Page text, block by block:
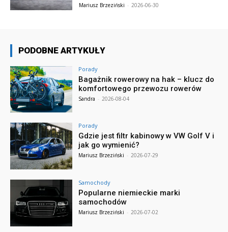
Mariusz Brzeziński - 2026-06-30
PODOBNE ARTYKUŁY
Porady
Bagażnik rowerowy na hak – klucz do
komfortowego przewozu rowerów
Sandra - 2026-08-04
Porady
Gdzie jest filtr kabinowy w VW Golf V i
jak go wymienić?
Mariusz Brzeziński - 2026-07-29
Samochody
Popularne niemieckie marki
samochodów
Mariusz Brzeziński - 2026-07-02